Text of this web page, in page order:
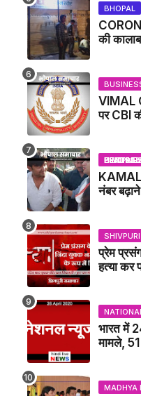
BHOPAL
की
VIMAL
पर CBI
BHOPAL SAMACHAR | NO 1 HINDI NEWS PORTAL OF CENTRAL INDIA (MADHYA
नंबर
NEWS
प्रेम
हत्या कर
News
भारत में
मामले, 51
MADHYA